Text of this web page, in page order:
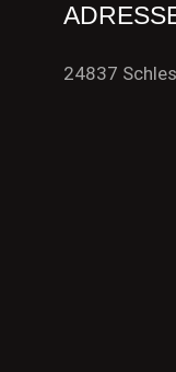
24837